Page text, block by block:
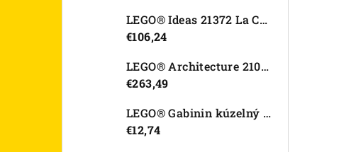
LEGO® Ideas 21372 La Catrina
€106,24
LEGO® Architecture 21067 Tower Bridge
€263,49
LEGO® Gabinin kúzelný domček 11212 Záhradný domček Víly mačičky
€12,74